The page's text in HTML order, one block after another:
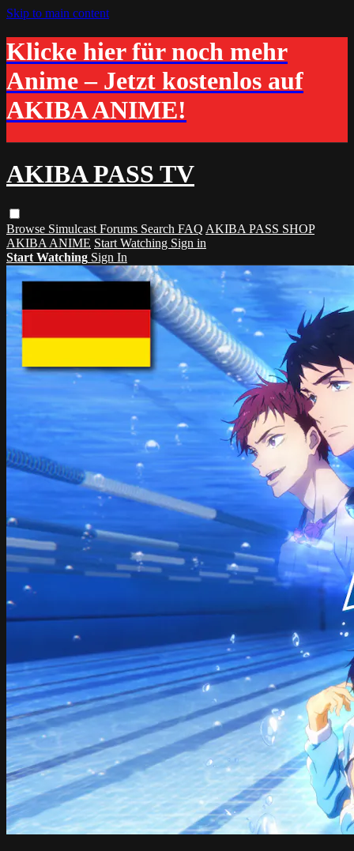
Skip to main content
Klicke hier für noch mehr
Anime – Jetzt kostenlos auf
AKIBA ANIME!
AKIBA PASS TV
Browse Simulcast Forums Search FAQ AKIBA PASS SHOP
AKIBA ANIME Start Watching Sign in
Start Watching Sign In